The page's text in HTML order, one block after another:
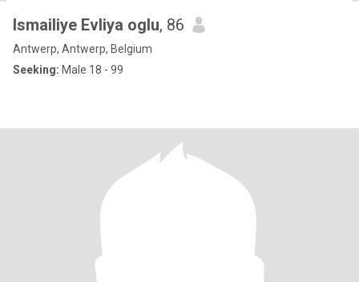
Ismailiye Evliya oglu, 86
Antwerp, Antwerp, Belgium
Seeking: Male 18 - 99